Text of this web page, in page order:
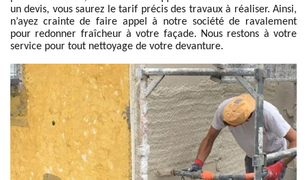
un devis, vous saurez le tarif précis des travaux à réaliser. Ainsi,
n’ayez crainte de faire appel à notre société de ravalement
pour redonner fraîcheur à votre façade. Nous restons à votre
service pour tout nettoyage de votre devanture.